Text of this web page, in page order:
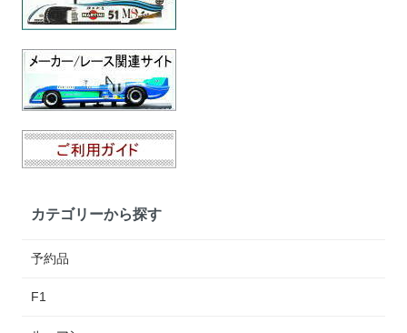
カテゴリーから探す
予約品
F1